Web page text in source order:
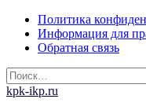
Skip
content
Политика
Информация для
Обратная связь
Найти:
kpk-ikp.ru